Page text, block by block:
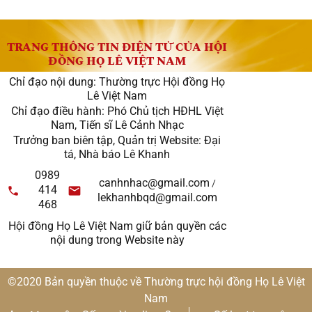
TRANG THÔNG TIN ĐIỆN TỬ CỦA HỘI
ĐỒNG HỌ LÊ VIỆT NAM
Chỉ đạo nội dung: Thường trực Hội đồng Họ
Lê Việt Nam
Chỉ đạo điều hành: Phó Chủ tịch HĐHL Việt
Nam, Tiến sĩ Lê Cảnh Nhạc
Trưởng ban biên tập, Quản trị Website: Đại
tá, Nhà báo Lê Khanh
0989
414
468
canhnhac@gmail.com /
lekhanhbqd@gmail.com
Hội đồng Họ Lê Việt Nam giữ bản quyền các
nội dung trong Website này
©2020 Bản quyền thuộc về Thường trực hội đồng Họ Lê Việt
Nam